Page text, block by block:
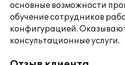
основные возможности
обучение сотрудников
конфигурацией.
консультационные услуги.